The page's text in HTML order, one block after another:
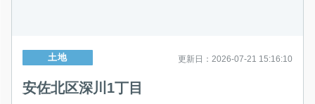
土地 更新日：2026-07-21 15:16:10
安佐北区深川1丁目